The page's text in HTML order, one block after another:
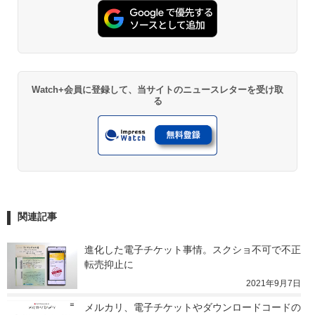
Watch+会員に登録して、当サイトのニュースレターを受け取
る
関連記事
進化した電子チケット事情。スクショ不可で不正
転売抑止に
2021年9月7日
メルカリ、電子チケットやダウンロードコードの